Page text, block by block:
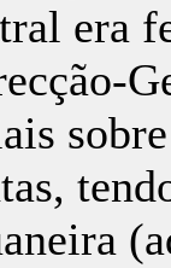
era